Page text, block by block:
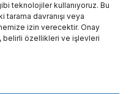
teknolojiler kullanıyoruz. Bu
davranışı veya
izin verecektir. Onay
belirli özellikleri ve işlevleri